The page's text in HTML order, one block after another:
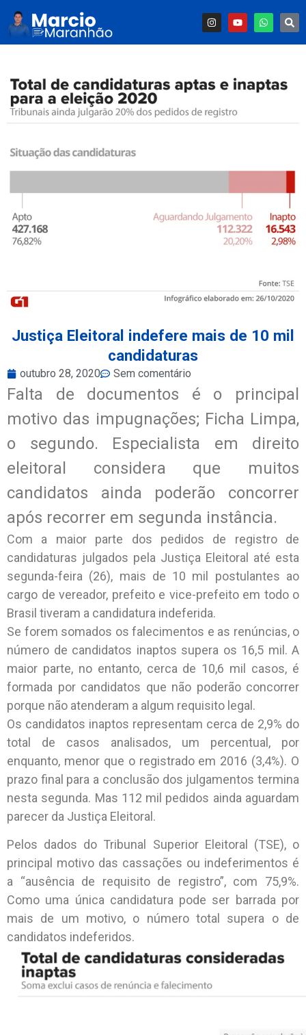
Justiça Eleitoral indefere mais de 10 mil
candidaturas
outubro 28, 2020 Sem comentário
Falta de documentos é o principal
motivo das impugnações; Ficha Limpa,
o segundo. Especialista em direito
eleitoral considera que muitos
candidatos ainda poderão concorrer
após recorrer em segunda instância.
Com a maior parte dos pedidos de registro de
candidaturas julgados pela Justiça Eleitoral até esta
segunda-feira (26), mais de 10 mil postulantes ao
cargo de vereador, prefeito e vice-prefeito em todo o
Brasil tiveram a candidatura indeferida.
Se forem somados os falecimentos e as renúncias, o
número de candidatos inaptos supera os 16,5 mil. A
maior parte, no entanto, cerca de 10,6 mil casos, é
formada por candidatos que não poderão concorrer
porque não atenderam a algum requisito legal.
Os candidatos inaptos representam cerca de 2,9% do
total de casos analisados, um percentual, por
enquanto, menor que o registrado em 2016 (3,4%). O
prazo final para a conclusão dos julgamentos termina
nesta segunda. Mas 112 mil pedidos ainda aguardam
parecer da Justiça Eleitoral.
Pelos dados do Tribunal Superior Eleitoral (TSE), o
principal motivo das cassações ou indeferimentos é
a “ausência de requisito de registro”, com 75,9%.
Como uma única candidatura pode ser barrada por
mais de um motivo, o número total supera o de
candidatos indeferidos.